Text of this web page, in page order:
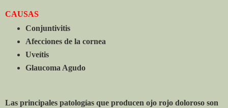
CAUSAS
Conjuntivitis
Afecciones de la cornea
Uveítis
Glaucoma Agudo
Las principales patologías que producen ojo rojo doloroso son